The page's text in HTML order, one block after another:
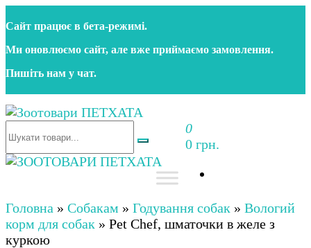
до
контенту
Сайт працює в бета‑режимі.
Ми оновлюємо сайт, але вже приймаємо замовлення.
Пишіть нам у чат.
Зоотовари ПЕТХАТА
Зоомагазин для собак та котів | Корм, іграшки,
аксесуари та догляд за тваринами. Доставка по
0
0 грн.
аксесуари та догляд за тваринами. Доставка по
Україні
Головна » Собакам » Годування собак » Вологий
корм для собак » Pet Chef, шматочки в желе з
куркою